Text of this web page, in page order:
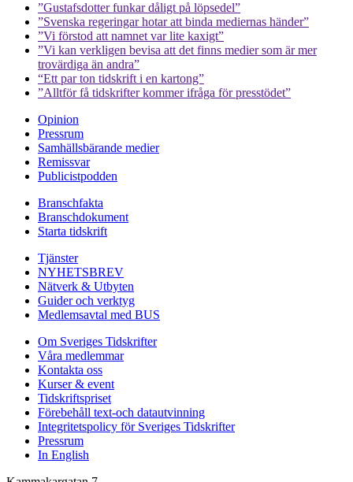
”Gustafsdotter funkar dåligt på löpsedel”
”Svenska regeringar hotar att binda mediernas händer”
”Vi förstod att namnet var lite kaxigt”
”Vi kan verkligen bevisa att det finns medier som är mer
trovärdiga än andra”
“Ett par ton tidskrift i en kartong”
”Alltför få tidskrifter kommer ifråga för presstödet”
Opinion
Pressrum
Samhällsbärande medier
Remissvar
Publicistpodden
Branschfakta
Branschdokument
Starta tidskrift
Tjänster
NYHETSBREV
Nätverk & Utbyten
Guider och verktyg
Medlemsavtal med BUS
Om Sveriges Tidskrifter
Våra medlemmar
Kontakta oss
Kurser & event
Tidskriftspriset
Förebehåll text-och datautvinning
Integritetspolicy för Sveriges Tidskrifter
Pressrum
In English